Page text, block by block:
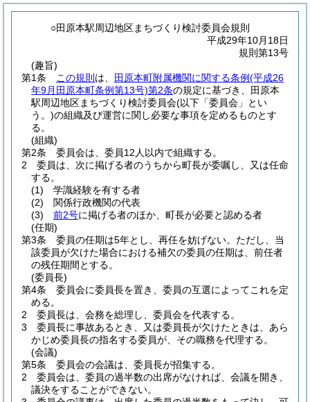
○田原本駅周辺地区まちづくり検討委員会規則
平成29年10月18日
規則第13号
(趣旨)
第1条
この規則 は、 田原本町附属機関に関する条例(平成26
年9月田原本町条例第13号)第2条の規定に基づき、田原本
駅周辺地区まちづくり検討委員会(以下「委員会」とい
う。)の組織及び運営に関し必要な事項を定めるものとす
る。
(組織)
第2条
委員会は、委員12人以内で組織する。
2
委員は、次に掲げる者のうちから町長が委嘱し、又は任命
する。
(1)
学識経験を有する者
(2)
関係行政機関の代表
(3)
前2号に掲げる者のほか、町長が必要と認める者
(任期)
第3条
委員の任期は5年とし、再任を妨げない。 ただし、当
該委員が欠けた場合における補欠の委員の任期は、前任者
の残任期間とする。
(委員長)
第4条
委員会に委員長を置き、委員の互選によってこれを定
める。
2
委員長は、会務を総理し、委員会を代表する。
3
委員長に事故あるとき、又は委員長が欠けたときは、あら
かじめ委員長の指名する委員が、その職務を代理する。
(会議)
第5条
委員会の会議は、委員長が招集する。
2
委員会は、委員の過半数の出席がなければ、会議を開き、
議決をすることができない。